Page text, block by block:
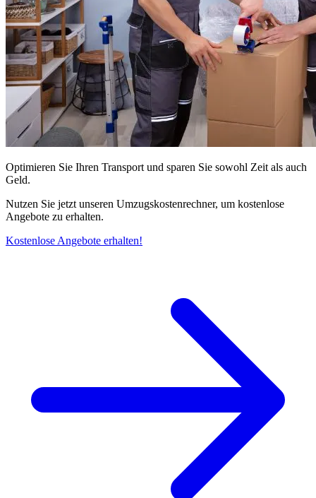
Optimieren Sie Ihren Transport und sparen Sie sowohl Zeit als auch
Geld.
Nutzen Sie jetzt unseren Umzugskostenrechner, um kostenlose
Angebote zu erhalten.
Kostenlose Angebote erhalten!